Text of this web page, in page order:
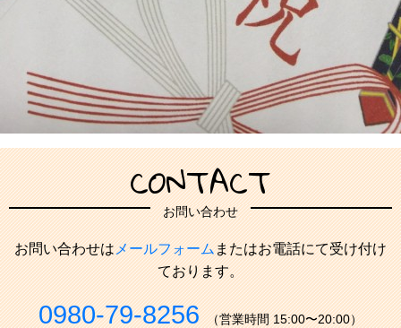
CONTACT
お問い合わせ
お問い合わせはメールフォームまたはお電話にて受け付け
ております。
0980-79-8256 （営業時間 15:00〜20:00）